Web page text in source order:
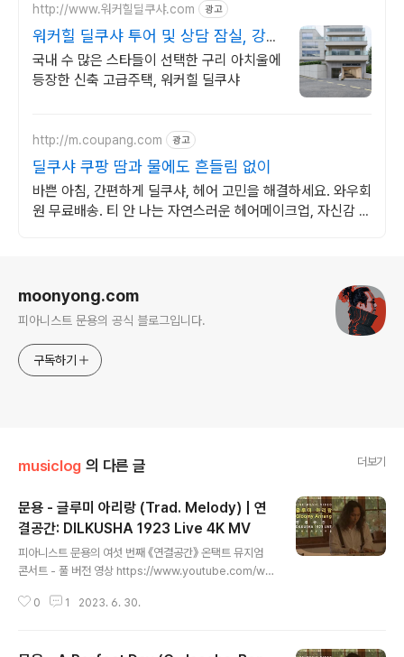
http://www.워커힐딜쿠샤.com 광고
워커힐 딜쿠샤 투어 및 상담 잠실, 강남
접근성 UP!
국내 수 많은 스타들이 선택한 구리 아치울에
등장한 신축 고급주택, 워커힐 딜쿠샤
http://m.coupang.com 광고
딜쿠샤 쿠팡 땀과 물에도 흔들림 없이
바쁜 아침, 간편하게 딜쿠샤, 헤어 고민을 해결하세요. 와우회
원 무료배송. 티 안 나는 자연스러운 헤어메이크업, 자신감 있
moonyong.com
피아니스트 문용의 공식 블로그입니다.
구독하기
musiclog 의 다른 글 더보기
문용 - 글루미 아리랑 (Trad. Melody) | 연
결공간: DILKUSHA 1923 Live 4K MV
피아니스트 문용의 여섯 번째 《연결공간》 온택트 뮤지엄
콘서트 - 풀 버전 영상 https://www.youtube.com/wa
Live》 앨범 유튜브 https://youtube.com/playlist?list
0 1 2023. 6. 30.